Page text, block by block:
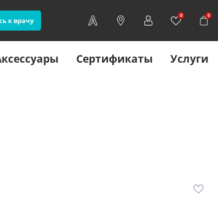
к врачу
0 0
Сертификаты Услуги